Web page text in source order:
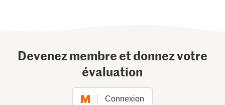
Devenez membre et donnez votre
évaluation
Connexion